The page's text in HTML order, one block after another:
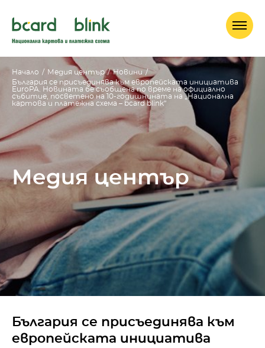
Начало / Медия център / Новини /
България се присъединява към европейската инициатива
EuroPA. Новината бе съобщена по време на официално
събитие, посветено на 10-годишнината на „Национална
картова и платежна схема – bcard blink“
Медия център
България се присъединява към
европейската инициатива